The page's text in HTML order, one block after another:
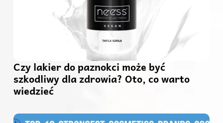
Czy lakier do paznokci może być
szkodliwy dla zdrowia? Oto, co warto
wiedzieć